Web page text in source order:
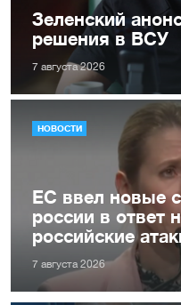
Зеленский
решения в ВСУ
7 августа 2026
НОВОСТИ
ЕС ввел новые
россии в ответ
российские
7 августа 2026